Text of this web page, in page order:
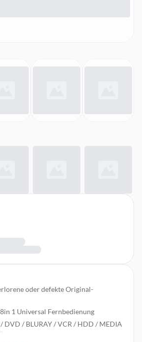
oder defekte Original-
1 Universal Fernbedienung
DVD / BLURAY / VCR / HDD / MEDIA